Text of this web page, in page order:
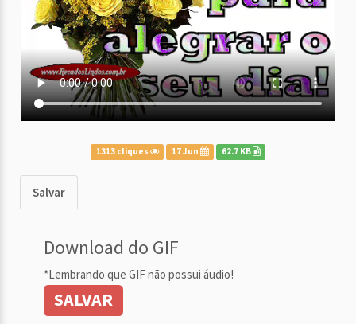
1313 cliques 17 Jun 62.7 KB
Salvar
Download do GIF
*Lembrando que GIF não possui áudio!
SALVAR